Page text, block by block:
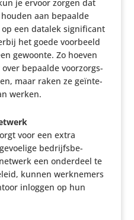
je ervoor zorgen dat
aan bepaalde
een datalek signi­fi­cant
het goede voorbeeld
gewoonte. Zo hoeven
bepaalde voor­zorgs­
maar raken ze geïn­te­
werken.
voor een extra
bedrijfs­be­
een onderdeel te
kunnen werk­ne­mers
inloggen op hun